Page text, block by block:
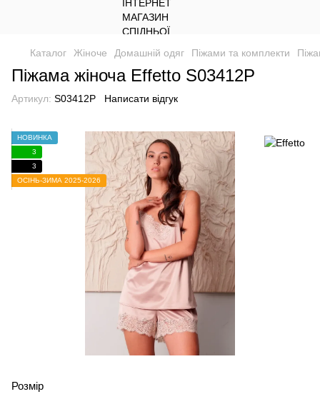
Каталог Жіноче Домашній одяг Піжами та комплекти
Піжама жіноча Effetto S03412Р
Артикул: S03412Р Написати відгук
НОВИНКА
3
3
ОСІНЬ-ЗИМА 2025-2026
Розмір